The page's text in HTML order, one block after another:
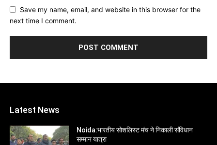
Save my name, email, and website in this browser for the
next time I comment.
Latest News
Noida:भारतीय सोशलिस्ट मंच ने निकाली संविधान
सम्मान यात्रा